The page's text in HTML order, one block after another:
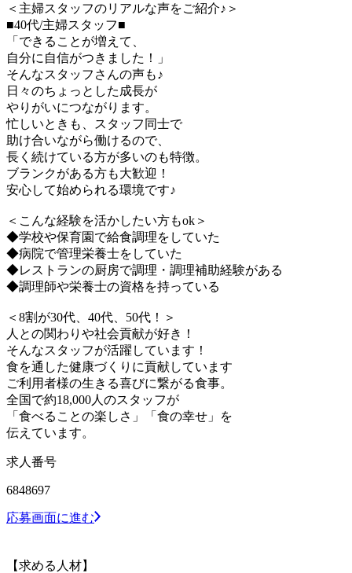
＜主婦スタッフのリアルな声をご紹介♪＞
■40代/主婦スタッフ■
「できることが増えて、
自分に自信がつきました！」
そんなスタッフさんの声も♪
日々のちょっとした成長が
やりがいにつながります。
忙しいときも、スタッフ同士で
助け合いながら働けるので、
長く続けている方が多いのも特徴。
ブランクがある方も大歓迎！
安心して始められる環境です♪
＜こんな経験を活かしたい方もok＞
◆学校や保育園で給食調理をしていた
◆病院で管理栄養士をしていた
◆レストランの厨房で調理・調理補助経験がある
◆調理師や栄養士の資格を持っている
＜8割が30代、40代、50代！＞
人との関わりや社会貢献が好き！
そんなスタッフが活躍しています！
食を通した健康づくりに貢献しています
ご利用者様の生きる喜びに繋がる食事。
全国で約18,000人のスタッフが
「食べることの楽しさ」「食の幸せ」を
伝えています。
求人番号
6848697
応募画面に進む
【求める人材】